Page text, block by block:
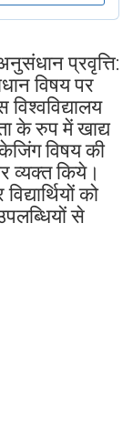
प्रवृत्ति:
विषय पर
के रुप में खाद्य
विषय की
व्यक्त किये।
को
से